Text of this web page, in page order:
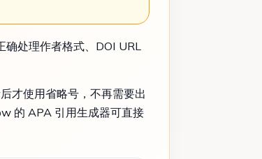
确处理作者格式、DOI URL
才使用省略号，不再需要出
的 APA 引用生成器可直接